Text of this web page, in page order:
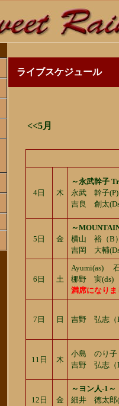
ライブスケジュール
<<5月
4日 木
～永武幹子
永武 幹子(P)
吉良 創太
5日 金
～
横山 裕（B
吉岡 大輔
6日 土
Ayumi(as)
梛野 実(ds)
満席になりま
7日 日 吉野 弘志（
11日 木
小島 のり
吉野 弘志（
12日 金
～ヨン人-1～
細井 徳太